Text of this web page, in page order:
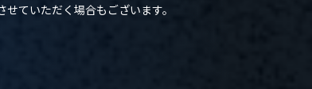
ていただく場合もございます。